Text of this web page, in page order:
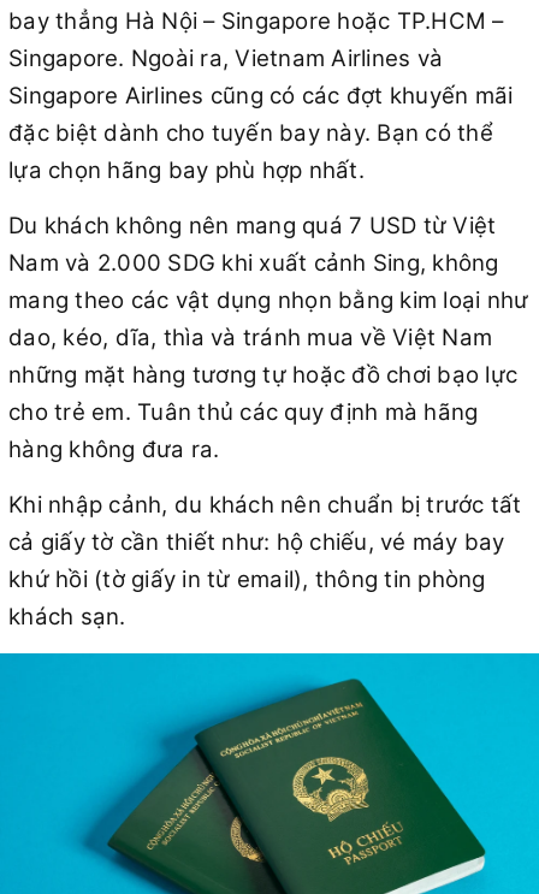
bay thẳng Hà Nội – Singapore hoặc TP.HCM –
Singapore. Ngoài ra, Vietnam Airlines và
Singapore Airlines cũng có các đợt khuyến mãi
đặc biệt dành cho tuyến bay này. Bạn có thể
lựa chọn hãng bay phù hợp nhất.
Du khách không nên mang quá 7 USD từ Việt
Nam và 2.000 SDG khi xuất cảnh Sing, không
mang theo các vật dụng nhọn bằng kim loại như
dao, kéo, dĩa, thìa và tránh mua về Việt Nam
những mặt hàng tương tự hoặc đồ chơi bạo lực
cho trẻ em. Tuân thủ các quy định mà hãng
hàng không đưa ra.
Khi nhập cảnh, du khách nên chuẩn bị trước tất
cả giấy tờ cần thiết như: hộ chiếu, vé máy bay
khứ hồi (tờ giấy in từ email), thông tin phòng
khách sạn.